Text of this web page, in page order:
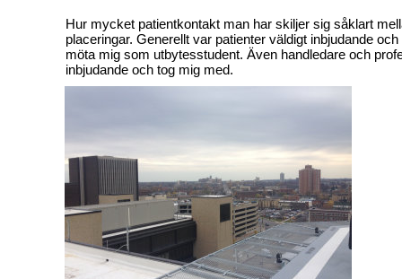
Hur mycket patientkontakt man har skiljer sig såklart
placeringar. Generellt var patienter väldigt inbjudande
möta mig som utbytesstudent. Även handledare och
inbjudande och tog mig med.